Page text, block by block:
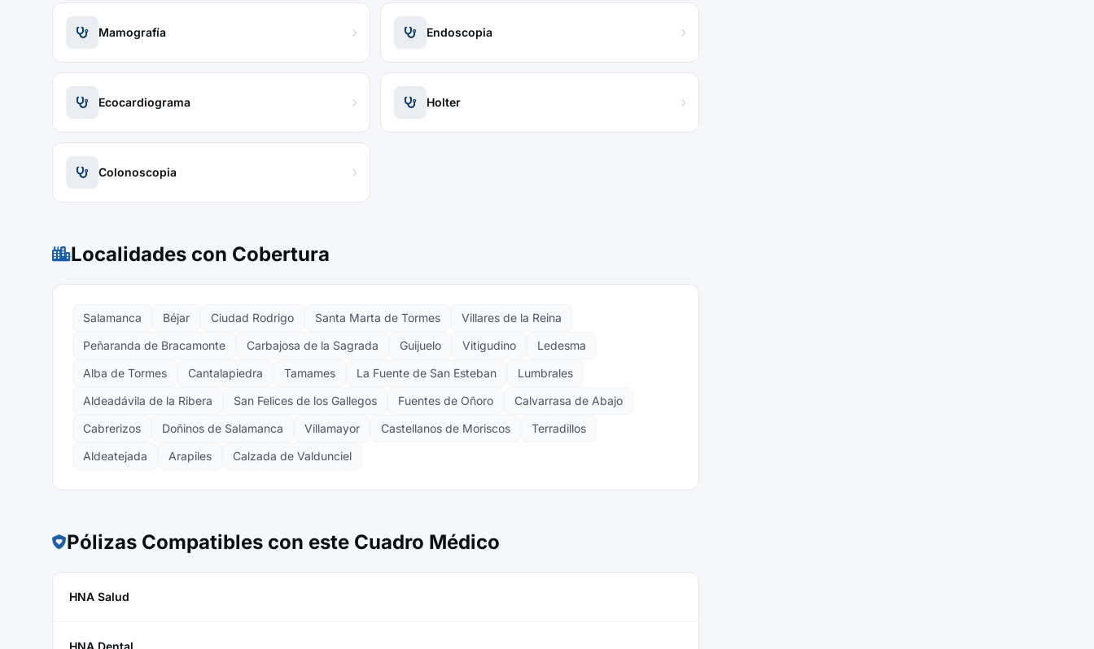
Mamografía Endoscopia
Ecocardiograma Holter
Colonoscopia
Localidades con Cobertura
Salamanca Béjar Ciudad Rodrigo Santa Marta de Tormes
Villares de la Reina
Peñaranda de Bracamonte
Carbajosa de la Sagrada Guijuelo Vitigudino
Ledesma
Alba de Tormes
Cantalapiedra Tamames La Fuente de San Esteban
Lumbrales
Aldeadávila de la Ribera
San Felices de los Gallegos Fuentes de Oñoro
Calvarrasa de Abajo
Cabrerizos
Doñinos de Salamanca Villamayor Castellanos de Moriscos
Terradillos
Aldeatejada
Arapiles Calzada de Valdunciel
Pólizas Compatibles con este Cuadro Médico
HNA Salud
HNA Dental